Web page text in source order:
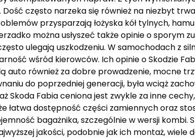
często narzeka się również na niezbyt
przysparzają łożyska kół tylnych,
można usłyszeć także opinie o sporym
ulegają uszkodzeniu. W samochodach z
wśród kierowców. Ich opinie o Skodzie
auto również za dobre prowadzenie, mocne
do poprzedniej generacji, była wciąż
Skoda Fabia ceniona jest zwykle za inne
łatwa dostępność części zamiennych oraz
bagażnika, szczególnie w wersji kombi.
jakości, podobnie jak ich montaż, wiele